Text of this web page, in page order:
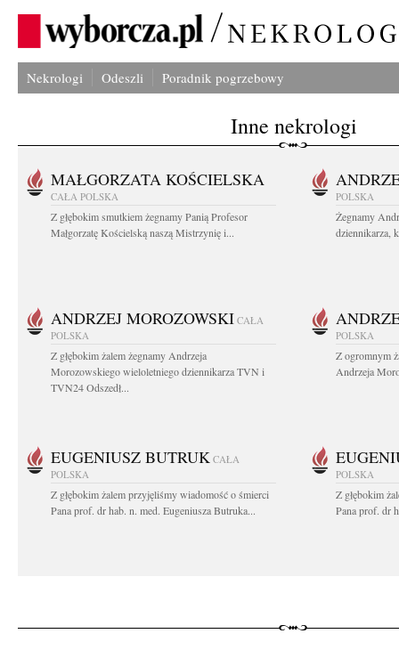
Nekrologi Odeszli Poradnik pogrzebowy
Inne nekrologi
MAŁGORZATA KOŚCIELSKA
CAŁA POLSKA
Z głębokim smutkiem żegnamy Panią Profesor
Małgorzatę Kościelską naszą Mistrzynię i...
POLSKA
Żegnamy
dziennikarza,
ANDRZEJ MOROZOWSKI CAŁA
POLSKA
Z głębokim żalem żegnamy Andrzeja
Morozowskiego wieloletniego dziennikarza TVN i
TVN24 Odszedł...
POLSKA
Z ogromnym
Andrzeja
EUGENIUSZ BUTRUK CAŁA
POLSKA
Z głębokim żalem przyjęliśmy wiadomość o śmierci
Pana prof. dr hab. n. med. Eugeniusza Butruka...
POLSKA
Z głębokim
Pana prof. dr